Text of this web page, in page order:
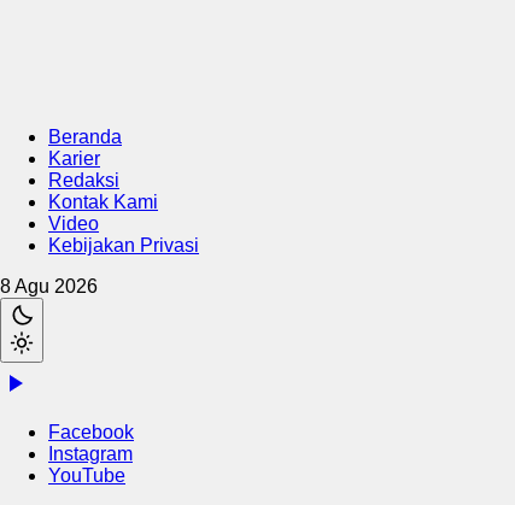
Beranda
Karier
Redaksi
Kontak Kami
Video
Kebijakan Privasi
8 Agu 2026
Facebook
Instagram
YouTube